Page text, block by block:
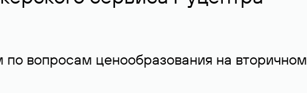
вопросам ценообразования на вторичном